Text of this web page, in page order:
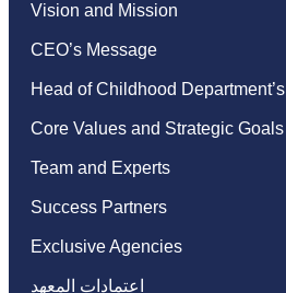
Vision and Mission
CEO’s Message
Head of Childhood
Core Values and Strategic Goals
Team and Experts
Success Partners
Exclusive Agencies
اعتمادات المعهد